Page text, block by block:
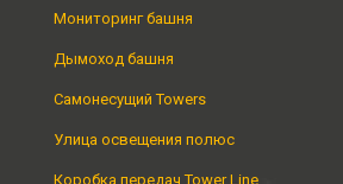
Мониторинг башня
Дымоход башня
Самонесущий Towers
Улица освещения полюс
Коробка передач Tower Line